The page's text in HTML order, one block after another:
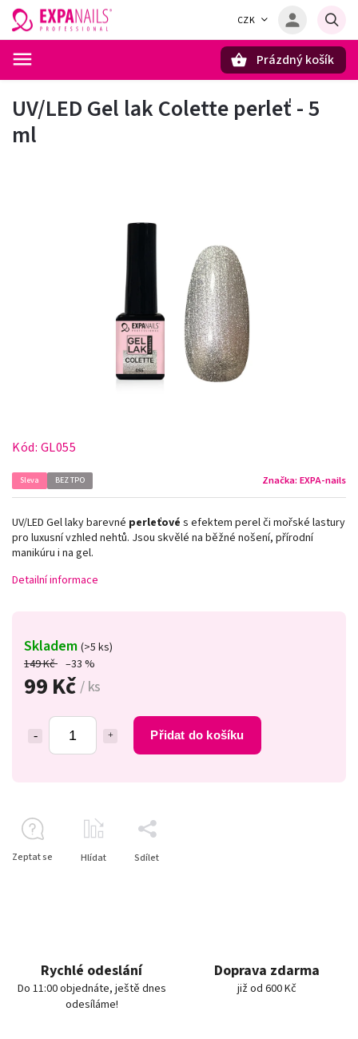
CZK
Prázdný košík
UV/LED Gel lak Colette perleť - 5
ml
Kód: GL055
Sleva BEZ TPO Značka: EXPA-nails
149 Kč –33 %
99 Kč/ ks
Přidat do košíku
Skladem (>5 ks)
UV/LED Gel laky barevné perleťové s efektem perel či mořské lastury
pro luxusní vzhled nehtů. Jsou skvělé na běžné nošení, přírodní
manikúru i na gel.
Detailní informace
Zeptat se Hlídat Sdílet
Rychlé odeslání
Do 11:00 objednáte, ještě dnes
odesíláme!
Doprava zdarma
již od 600 Kč